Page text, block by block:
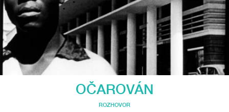
OČAROVÁN
ROZHOVOR